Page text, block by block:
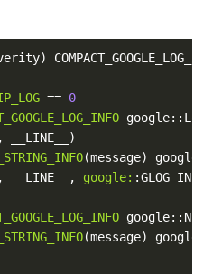
== 0
__LINE__)
(message)
__LINE__,
google: :GLOG_INFO,
(message)